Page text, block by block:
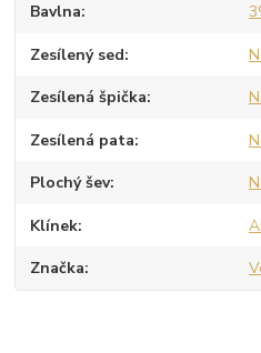
Bavlna
Zesílený sed
Zesílená špička
Zesílená pata
Plochý šev
Klínek
Značka